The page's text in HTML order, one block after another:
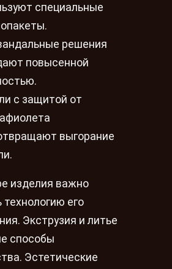
специальные
решения
повысенной
с защитой от
выгорание
изделия важно
технологию его
Экструзия и литье
способы
Эстетические